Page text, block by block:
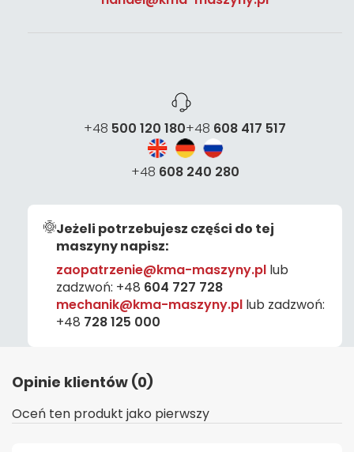
+48 500 120 180+48 608 417 517
+48 608 240 280
Jeżeli potrzebujesz części do tej
maszyny napisz:
zaopatrzenie@kma-maszyny.pl lub
zadzwoń: +48 604 727 728
mechanik@kma-maszyny.pl lub zadzwoń:
+48 728 125 000
Opinie klientów (0)
Oceń ten produkt jako pierwszy